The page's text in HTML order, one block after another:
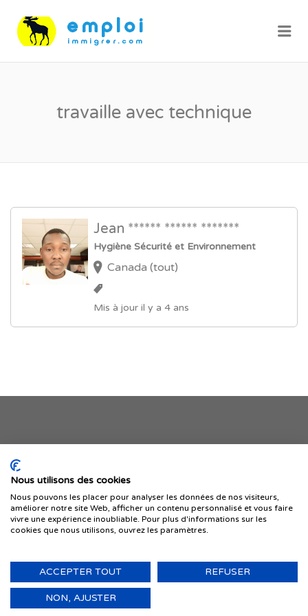
travaille avec technique
Jean ****** ****** *******
Hygiène Sécurité et Environnement
Canada (tout)
Mis à jour il y a 4 ans
Je publie mon offre
© 1999-2026 IMMIGRER.COM INC. — TOUS DROITS RÉSERVÉS
Nous utilisons des cookies
Nous pouvons les placer pour analyser les données de nos visiteurs,
améliorer notre site Web, afficher un contenu personnalisé et vous faire
vivre une expérience inoubliable. Pour plus d'informations sur les
cookies que nous utilisons, ouvrez les paramètres.
ACCEPTER TOUT REFUSER
NON, AJUSTER